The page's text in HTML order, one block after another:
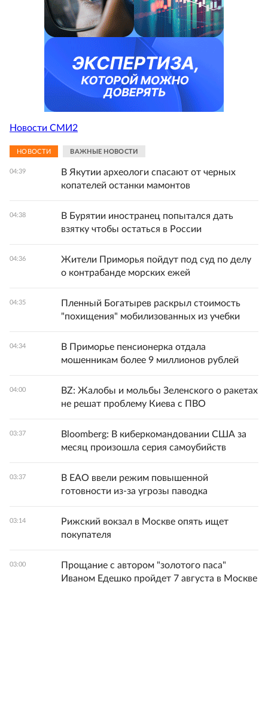
Новости СМИ2
НОВОСТИ ВАЖНЫЕ НОВОСТИ
04:39
В Якутии археологи спасают от черных
копателей останки мамонтов
04:38
В Бурятии иностранец попытался дать
взятку чтобы остаться в России
04:36
Жители Приморья пойдут под суд по делу
о контрабанде морских ежей
04:35
Пленный Богатырев раскрыл стоимость
"похищения" мобилизованных из учебки
04:34
В Приморье пенсионерка отдала
мошенникам более 9 миллионов рублей
04:00
BZ: Жалобы и мольбы Зеленского о ракетах
не решат проблему Киева с ПВО
03:37
Bloomberg: В киберкомандовании США за
месяц произошла серия самоубийств
03:37
В ЕАО ввели режим повышенной
готовности из-за угрозы паводка
03:14
Рижский вокзал в Москве опять ищет
покупателя
03:00
Прощание с автором "золотого паса"
Иваном Едешко пройдет 7 августа в Москве